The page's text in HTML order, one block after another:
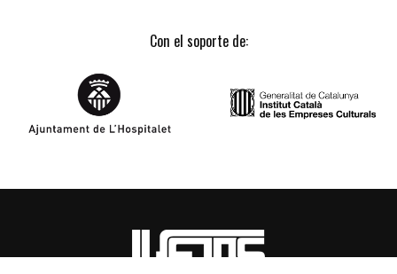
Con el soporte de: